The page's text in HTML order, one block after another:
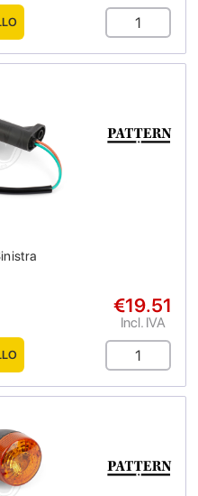
€19.51
Incl. IVA